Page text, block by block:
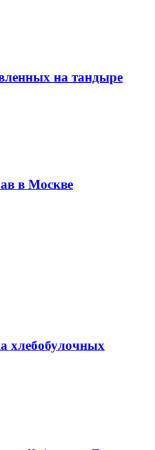
на тандыре
в Москве
хлебобулочных